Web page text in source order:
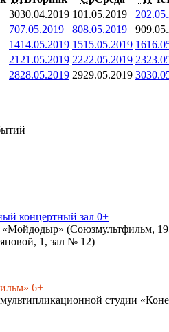
3030.04.2019 101.05.2019 2
707.05.2019 808.05.2019 9
1414.05.2019 1515.05.2019 16
21 21.05.2019 2222.05.2019 23
2828.05.2019 2929.05.2019 30
концертный зал 0+
(Союзмультфильм,
1, зал № 12)
6+
студии